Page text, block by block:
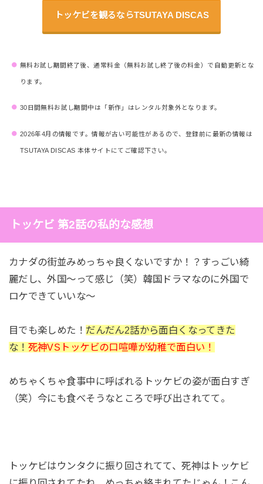
トッケビを観るならTSUTAYA DISCAS
無料お試し期間終了後、通常料金（無料お試し終了後の料金）で自動更新とな
ります。
30日間無料お試し期間中は「新作」はレンタル対象外となります。
2026年4月の情報です。情報が古い可能性があるので、登録前に最新の情報は
TSUTAYA DISCAS 本体サイトにてご確認下さい。
トッケビ 第2話の私的な感想
カナダの街並みめっちゃ良くないですか！？すっごい綺
麗だし、外国～って感じ（笑）韓国ドラマなのに外国で
ロケできていいな～
目でも楽しめた！ だんだん2話から面白くなってきた
な！ 死神VSトッケビの口喧嘩が幼稚で面白い！
めちゃくちゃ食事中に呼ばれるトッケビの姿が面白すぎ
（笑）今にも食べそうなところで呼び出されてて。
トッケビはウンタクに振り回されてて、死神はトッケビ